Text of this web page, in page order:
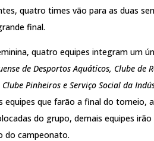
quatro times vão para as duas
final.
quatro equipes integram um
de Desportos Aquáticos, Clube de
Pinheiros e Serviço Social da
equipes que farão a final do torneio,
do grupo, demais equipes
do campeonato.